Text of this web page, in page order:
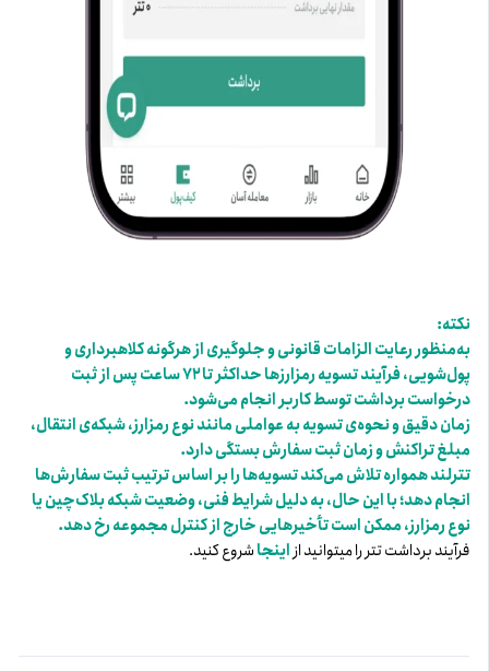
نکته:
به‌منظور رعایت الزامات قانونی و جلوگیری از هرگونه کلاهبرداری و
پول‌شویی، فرآیند تسویه رمزارزها حداکثر تا ۷۲ ساعت پس از ثبت
درخواست برداشت توسط کاربر انجام می‌شود.
زمان دقیق و نحوه‌ی تسویه به عواملی مانند نوع رمزارز، شبکه‌ی انتقال،
مبلغ تراکنش و زمان ثبت سفارش بستگی دارد.
تترلند همواره تلاش می‌کند تسویه‌ها را بر اساس ترتیب ثبت سفارش‌ها
انجام دهد؛ با این حال، به دلیل شرایط فنی، وضعیت شبکه بلاک‌چین یا
نوع رمزارز، ممکن است تأخیرهایی خارج از کنترل مجموعه رخ دهد.
فرآیند برداشت تتر را میتوانید ازاینجاشروع کنید.